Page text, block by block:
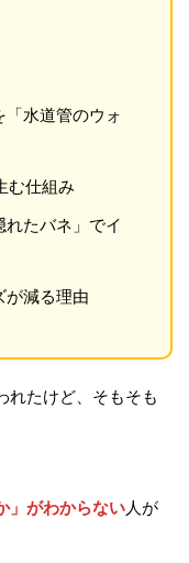
水道管のウォ
む仕組み
たバネ」でイ
が減る理由
れたけど、そもそも
」がわからない人が